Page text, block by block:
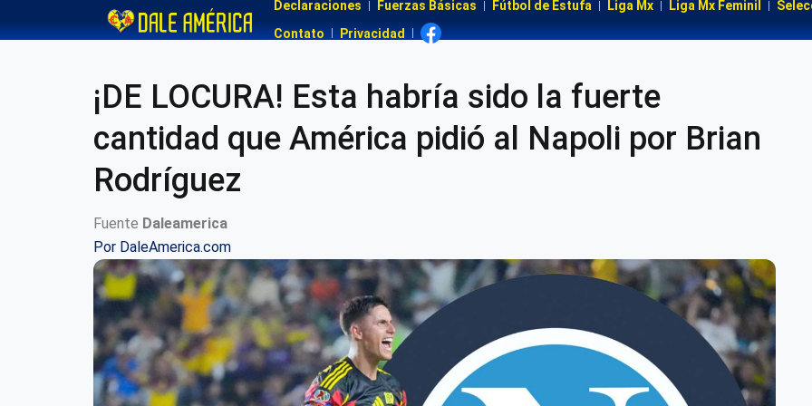
Declaraciones Fuerzas Básicas Fútbol de Estufa Liga Mx Liga Mx Feminil
Contato
Privacidad
¡DE LOCURA! Esta habría sido la fuerte
cantidad que América pidió al Napoli por Brian
Rodríguez
Fuente Daleamerica
Por DaleAmerica.com